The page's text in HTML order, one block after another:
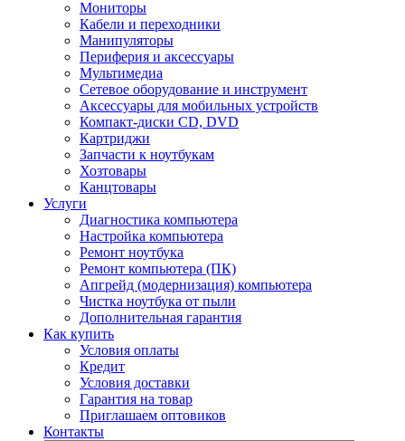
Мониторы
Кабели и переходники
Манипуляторы
Периферия и аксессуары
Мультимедиа
Сетевое оборудование и инструмент
Аксессуары для мобильных устройств
Компакт-диски CD, DVD
Картриджи
Запчасти к ноутбукам
Хозтовары
Канцтовары
Услуги
Диагностика компьютера
Настройка компьютера
Ремонт ноутбука
Ремонт компьютера (ПК)
Апгрейд (модернизация) компьютера
Чистка ноутбука от пыли
Дополнительная гарантия
Как купить
Условия оплаты
Кредит
Условия доставки
Гарантия на товар
Приглашаем оптовиков
Контакты